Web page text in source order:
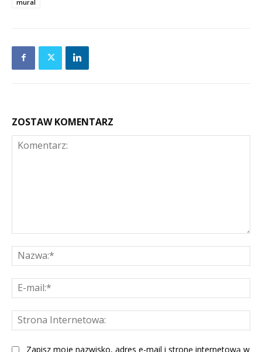
mural
ZOSTAW KOMENTARZ
Zapisz moje nazwisko, adres e-mail i stronę internetową w